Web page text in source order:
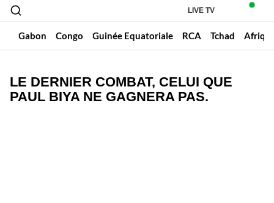
LIVE TV
Gabon Congo Guinée Equatoriale RCA Tchad
LE DERNIER COMBAT, CELUI QUE
PAUL BIYA NE GAGNERA PAS.